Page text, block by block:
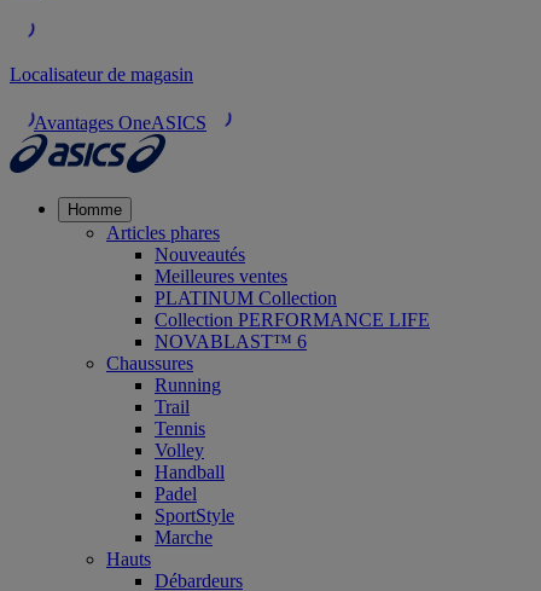
Localisateur de magasin
Avantages OneASICS
Homme
Articles phares
Nouveautés
Meilleures ventes
PLATINUM Collection
Collection PERFORMANCE LIFE
NOVABLAST™ 6
Chaussures
Running
Trail
Tennis
Volley
Handball
Padel
SportStyle
Marche
Hauts
Débardeurs